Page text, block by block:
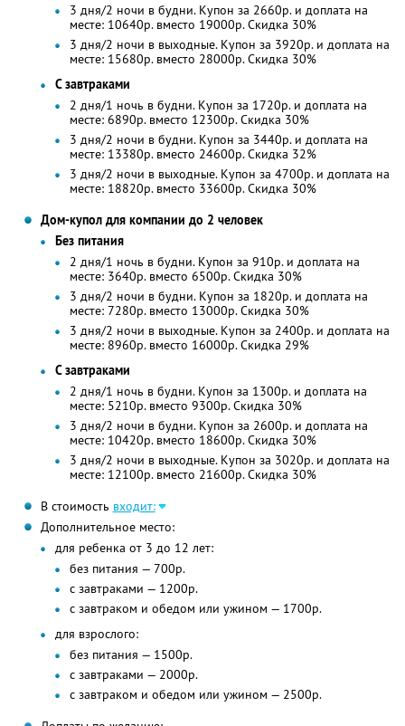
3 дня/2 ночи в будни. Купон за 2660р. и доплата на
месте: 10640р. вместо 19000р. Скидка 30%
3 дня/2 ночи в выходные. Купон за 3920р. и доплата на
месте: 15680р. вместо 28000р. Скидка 30%
С завтраками
2 дня/1 ночь в будни. Купон за 1720р. и доплата на
месте: 6890р. вместо 12300р. Скидка 30%
3 дня/2 ночи в будни. Купон за 3440р. и доплата на
месте: 13380р. вместо 24600р. Скидка 32%
3 дня/2 ночи в выходные. Купон за 4700р. и доплата на
месте: 18820р. вместо 33600р. Скидка 30%
Дом-купол для компании до 2 человек
Без питания
2 дня/1 ночь в будни. Купон за 910р. и доплата на
месте: 3640р. вместо 6500р. Скидка 30%
3 дня/2 ночи в будни. Купон за 1820р. и доплата на
месте: 7280р. вместо 13000р. Скидка 30%
3 дня/2 ночи в выходные. Купон за 2400р. и доплата на
месте: 8960р. вместо 16000р. Скидка 29%
С завтраками
2 дня/1 ночь в будни. Купон за 1300р. и доплата на
месте: 5210р. вместо 9300р. Скидка 30%
3 дня/2 ночи в будни. Купон за 2600р. и доплата на
месте: 10420р. вместо 18600р. Скидка 30%
3 дня/2 ночи в выходные. Купон за 3020р. и доплата на
месте: 12100р. вместо 21600р. Скидка 30%
В стоимость входит:
Дополнительное место:
для ребенка от 3 до 12 лет:
без питания — 700р.
с завтраками — 1200р.
с завтраком и обедом или ужином — 1700р.
для взрослого:
без питания — 1500р.
с завтраками — 2000р.
с завтраком и обедом или ужином — 2500р.